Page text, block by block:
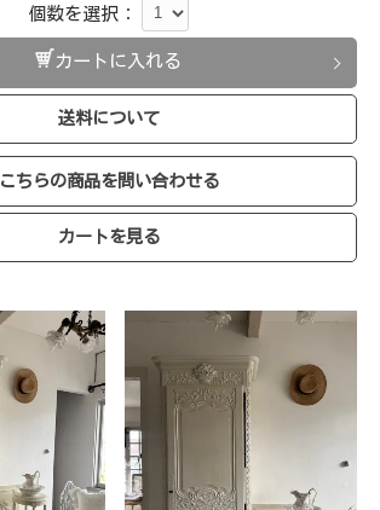
個数を選択：
カートに入れる
送料について
こちらの商品を問い合わせる
カートを見る